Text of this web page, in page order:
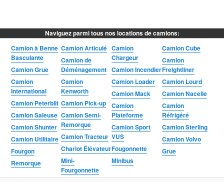
Naviguez parmi tous nos locations de camions:
Camion à Benne
Basculante
Camion Articulé Camion
Chargeur
Camion Cube
Camion de
Déménagement
Camion
Freightliner
Camion Grue
Camion Incendier
Camion
International
Camion
Kenworth
Camion Loader
Camion Lourd
Camion Mack
Camion Nacelle
Camion Peterbilt Camion Pick-up
Camion
Plateforme
Camion
Réfrigéré
Camion Saleuse Camion Semi-
Remorque
Camion Shunter
Camion Sport
VUS
Camion Sterling
Camion Tracteur
Camion Utilitaire
Camion Volvo
Chariot ÉlévateurFougonnette
Fourgon
Grue
Mini-
Fourgonnette
Minibus
Remorque